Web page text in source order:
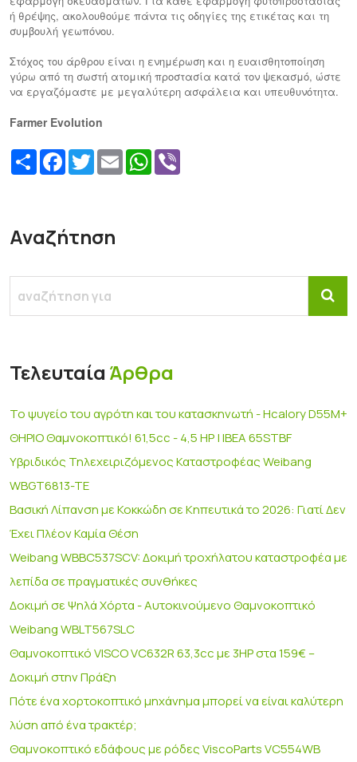
ή θρέψης, ακολουθούμε πάντα τις οδηγίες της ετικέτας και τη
συμβουλή γεωπόνου.
Στόχος του άρθρου είναι η ενημέρωση και η ευαισθητοποίηση
γύρω από τη σωστή ατομική προστασία κατά τον ψεκασμό, ώστε
να εργαζόμαστε με μεγαλύτερη ασφάλεια και υπευθυνότητα.
Farmer Evolution
ShareFacebook
TwitterEmailWhatsApp
Αναζήτηση
Τελευταία Άρθρα
Το ψυγείο του αγρότη και του κατασκηνωτή - Hcalory D55M+
ΘΗΡΙΟ Θαμνοκοπτικό! 61,5cc - 4,5 HP | IBEA 65STBF
Υβριδικός Τηλεχειριζόμενος Καταστροφέας Weibang
WBGT6813-TE
Βασική Λίπανση με Κοκκώδη σε Κηπευτικά το 2026: Γιατί Δεν
Έχει Πλέον Καμία Θέση
Weibang WBBC537SCV: Δοκιμή τροχήλατου καταστροφέα με
λεπίδα σε πραγματικές συνθήκες
Δοκιμή σε Ψηλά Χόρτα - Αυτοκινούμενο Θαμνοκοπτικό
Weibang WBLT567SLC
Θαμνοκοπτικό VISCO VC632R 63,3cc με 3HP στα 159€ –
Δοκιμή στην Πράξη
Πότε ένα χορτοκοπτικό μηχάνημα μπορεί να είναι καλύτερη
λύση από ένα τρακτέρ;
Θαμνοκοπτικό εδάφους με ρόδες ViscoParts VC554WB